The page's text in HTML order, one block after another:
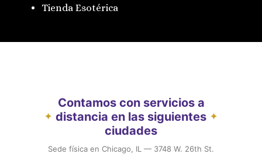
Tienda Esotérica
✦
Contamos con servicios a
distancia en las siguientes
ciudades
✦
Sede física en Chicago, IL — 3748 W. 26th St.